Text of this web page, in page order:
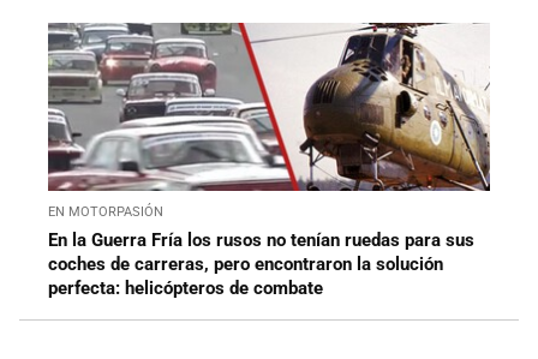
EN MOTORPASIÓN
En la Guerra Fría los rusos no tenían ruedas para sus
coches de carreras, pero encontraron la solución
perfecta: helicópteros de combate